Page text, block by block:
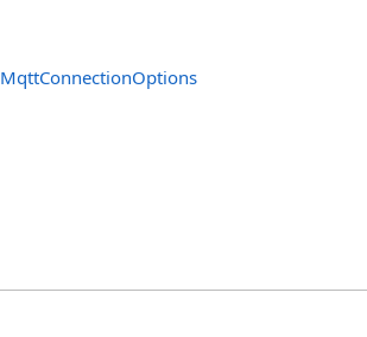
MqttConnectionOptions